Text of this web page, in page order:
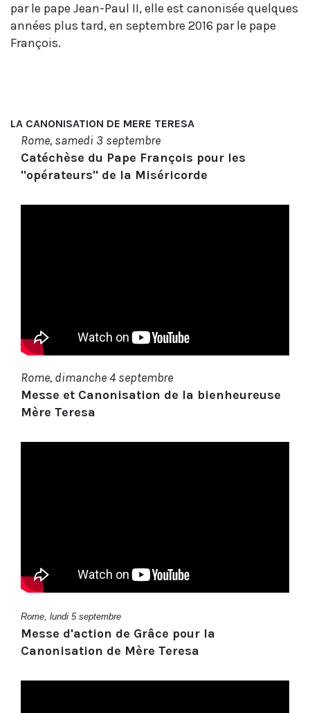
par le pape Jean-Paul II, elle est canonisée quelques
années plus tard, en septembre 2016 par le pape
François.
LA CANONISATION DE MERE TERESA
Rome, samedi 3 septembre
Catéchèse du Pape François pour les
"opérateurs" de la Miséricorde
Rome, dimanche 4 septembre
Messe et Canonisation de la bienheureuse
Mère Teresa
Rome, lundi 5 septembre
Messe d'action de Grâce pour la
Canonisation de Mère Teresa